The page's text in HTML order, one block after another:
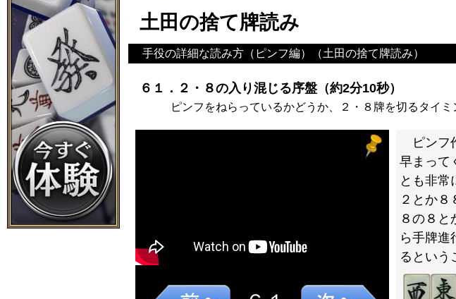
土田の捨て牌読み
手役の詳細な読み方（ピンフ編）（土田の捨て牌読み）
６１．２・８の入り混じる序盤（約2分10秒）
ピンフをねらっているかどうか、２・８牌を切るタイミ
ピンフ
早まって
とも非常
２とか８
８の８
ら手牌進
るという